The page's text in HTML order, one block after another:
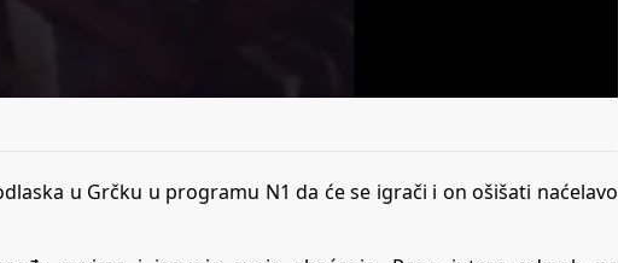
u Grčku u programu N1 da će se igrači i on ošišati naćelavo